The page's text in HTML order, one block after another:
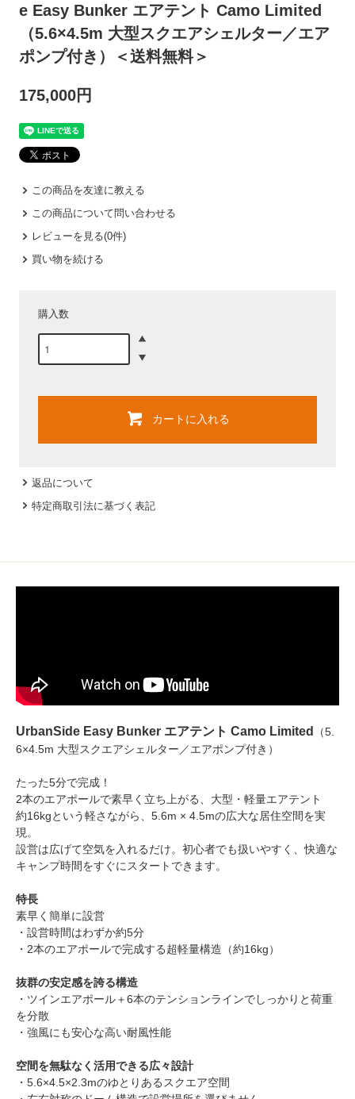
e Easy Bunker エアテント Camo Limited
（5.6×4.5m 大型スクエアシェルター／エア
ポンプ付き）＜送料無料＞
175,000円
この商品を友達に教える
この商品について問い合わせる
レビューを見る(0件)
買い物を続ける
購入数
カートに入れる
返品について
特定商取引法に基づく表記
UrbanSide Easy Bunker エアテント Camo Limited
（5.
6×4.5m 大型スクエアシェルター／エアポンプ付き）
たった5分で完成！
2本のエアポールで素早く立ち上がる、大型・軽量エアテント
約16kgという軽さながら、5.6m × 4.5mの広大な居住空間を実
現。
設営は広げて空気を入れるだけ。初心者でも扱いやすく、快適な
キャンプ時間をすぐにスタートできます。
特長
素早く簡単に設営
・設営時間はわずか約5分
・2本のエアポールで完成する超軽量構造（約16kg）
抜群の安定感を誇る構造
・ツインエアポール＋6本のテンションラインでしっかりと荷重
を分散
・強風にも安心な高い耐風性能
空間を無駄なく活用できる広々設計
・5.6×4.5×2.3mのゆとりあるスクエア空間